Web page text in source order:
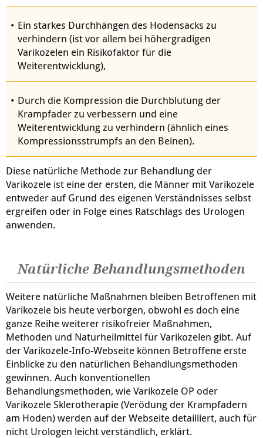
Ein starkes Durchhängen des Hodensacks zu
verhindern (ist vor allem bei höhergradigen
Varikozelen ein Risikofaktor für die
Weiterentwicklung),
Durch die Kompression die Durchblutung der
Krampfader zu verbessern und eine
Weiterentwicklung zu verhindern (ähnlich eines
Kompressionsstrumpfs an den Beinen).
Diese natürliche Methode zur Behandlung der
Varikozele ist eine der ersten, die Männer mit Varikozele
entweder auf Grund des eigenen Verständnisses selbst
ergreifen oder in Folge eines Ratschlags des Urologen
anwenden.
Natürliche Behandlungsmethoden
Weitere natürliche Maßnahmen bleiben Betroffenen mit
Varikozele bis heute verborgen, obwohl es doch eine
ganze Reihe weiterer risikofreier Maßnahmen,
Methoden und Naturheilmittel für Varikozelen gibt. Auf
der Varikozele-Info-Webseite können Betroffene erste
Einblicke zu den natürlichen Behandlungsmethoden
gewinnen. Auch konventionellen
Behandlungsmethoden, wie Varikozele OP oder
Varikozele Sklerotherapie (Verödung der Krampfadern
am Hoden) werden auf der Webseite detailliert, auch für
nicht Urologen leicht verständlich, erklärt.